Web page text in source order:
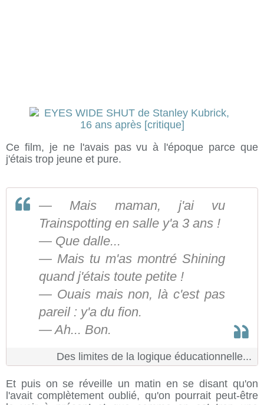
Ce film, je ne l'avais pas vu à l'époque parce que
j'étais trop jeune et pure.
— Mais maman, j'ai vu
Trainspotting en salle y'a 3 ans !
— Que dalle...
— Mais tu m'as montré Shining
quand j'étais toute petite !
— Ouais mais non, là c'est pas
pareil : y'a du fion.
— Ah... Bon.
Des limites de la logique éducationnelle...
Et puis on se réveille un matin en se disant qu'on
l'avait complètement oublié, qu'on pourrait peut-être